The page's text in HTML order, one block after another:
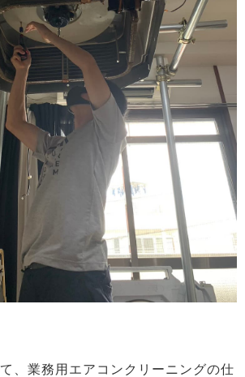
、業務用エアコンクリーニングの仕